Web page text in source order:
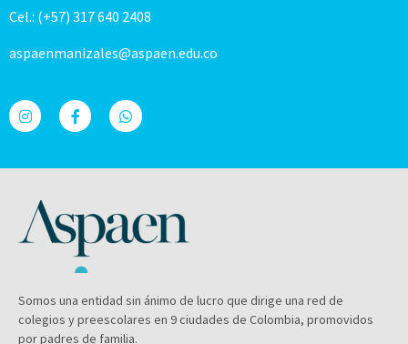
Cel.: (+57) 317 640 2408
aspaenmanizales@aspaen.edu.co
Somos una entidad sin ánimo de lucro que dirige una red de
colegios y preescolares en 9 ciudades de Colombia, promovidos
por padres de familia.